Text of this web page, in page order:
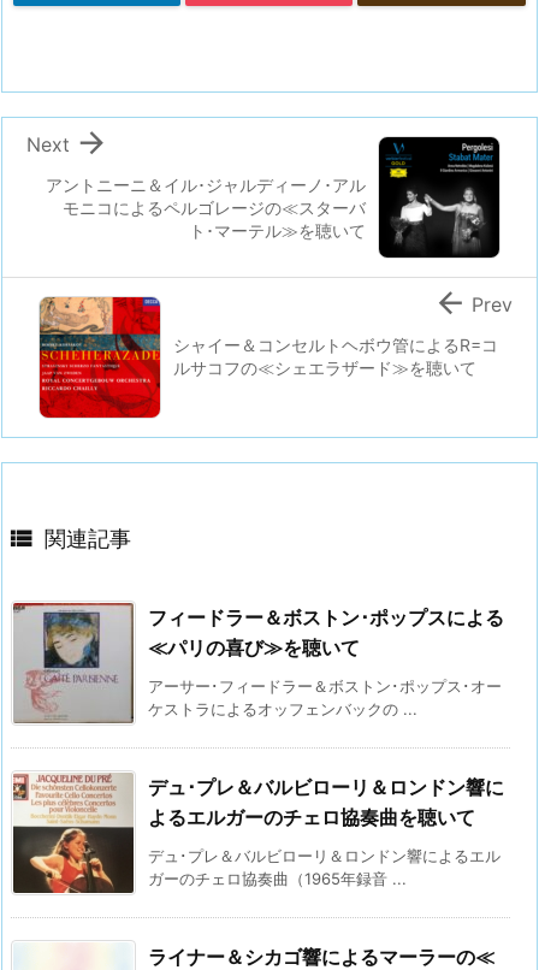
アントニーニ＆イル･ジャルディーノ･アル
モニコによるペルゴレージの≪スターバ
ト･マーテル≫を聴いて

Next
シャイー＆コンセルトヘボウ管によるR=コ
ルサコフの≪シェエラザード≫を聴いて
 Prev
 関連記事
フィードラー＆ボストン･ポップスによる
≪パリの喜び≫を聴いて
アーサー･フィードラー＆ボストン･ポップス･オー
ケストラによるオッフェンバックの ...
デュ･プレ＆バルビローリ＆ロンドン響に
よるエルガーのチェロ協奏曲を聴いて
デュ･プレ＆バルビローリ＆ロンドン響によるエル
ガーのチェロ協奏曲（1965年録音 ...
ライナー＆シカゴ響によるマーラーの≪